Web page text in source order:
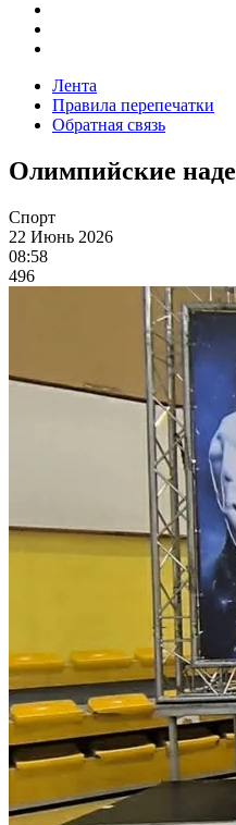
Лента
Правила перепечатки
Обратная связь
Олимпийские
Спорт
22 Июнь 2026
08:58
496